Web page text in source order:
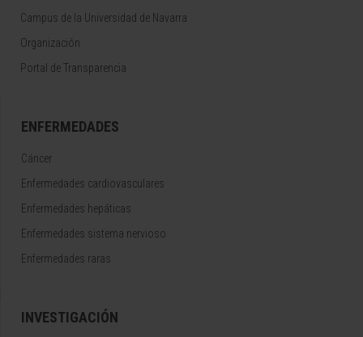
Campus de la Universidad de Navarra
Organización
Portal de Transparencia
ENFERMEDADES
Cáncer
Enfermedades cardiovasculares
Enfermedades hepáticas
Enfermedades sistema nervioso
Enfermedades raras
INVESTIGACIÓN